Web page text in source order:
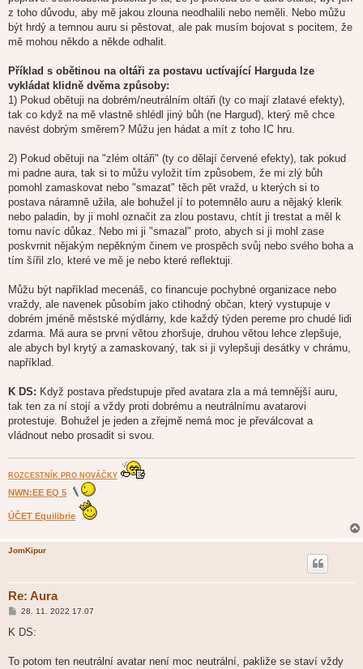
z toho důvodu, aby mě jakou zlouna neodhalili nebo neměli. Nebo můžu
být hrdý a temnou auru si pěstovat, ale pak musím bojovat s pocitem, že
mě mohou někdo a někde odhalit.
Příklad s obětinou na oltáři za postavu uctívající Harguda lze
vykládat klidně dvěma způsoby:
1) Pokud obětuji na dobrém/neutrálním oltáři (ty co mají zlatavé efekty),
tak co když na mě vlastně shlédl jiný bůh (ne Hargud), který mě chce
navést dobrým směrem? Můžu jen hádat a mít z toho IC hru.
2) Pokud obětuji na "zlém oltáři" (ty co dělají červené efekty), tak pokud
mi padne aura, tak si to můžu vyložit tím způsobem, že mi zlý bůh
pomohl zamaskovat nebo "smazat" těch pět vražd, u kterých si to
postava náramně užila, ale bohužel jí to potemnělo auru a nějaký klerik
nebo paladin, by ji mohl označit za zlou postavu, chtít ji trestat a měl k
tomu navíc důkaz. Nebo mi ji "smazal" proto, abych si ji mohl zase
poskvrnit nějakým nepěkným činem ve prospěch svůj nebo svého boha a
tím šířil zlo, které ve mě je nebo které reflektuji.
Můžu být například mecenáš, co financuje pochybné organizace nebo
vraždy, ale navenek působím jako ctihodný občan, který vystupuje v
dobrém jméně městské mýdlárny, kde každý týden pereme pro chudé lidi
zdarma. Má aura se první větou zhoršuje, druhou větou lehce zlepšuje,
ale abych byl krytý a zamaskovaný, tak si ji vylepšuji desátky v chrámu,
například.
K DS: Když postava předstupuje před avatara zla a má temnější auru,
tak ten za ní stojí a vždy proti dobrému a neutrálnímu avatarovi
protestuje. Bohužel je jeden a zřejmě nemá moc je převálcovat a
vládnout nebo prosadit si svou.
ROZCESTNÍK PRO NOVÁČKY
NWN:EE EQ 5
ÚČET Equilibrie
JomKipur
Re: Aura
P
í
ě
28. 11. 2022 17.07
K DS:
To potom ten neutrální avatar není moc neutrální, pakliže se staví vždy